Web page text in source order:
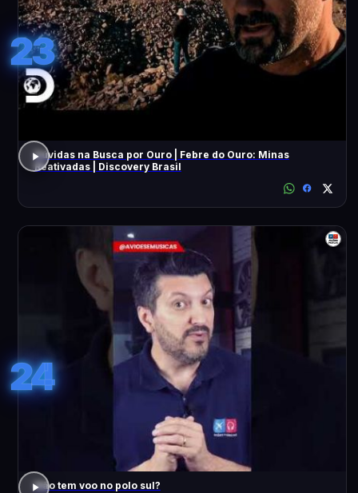
23
Dúvidas na Busca por Ouro | Febre do Ouro: Minas
Reativadas | Discovery Brasil
24
Não tem voo no polo sul?